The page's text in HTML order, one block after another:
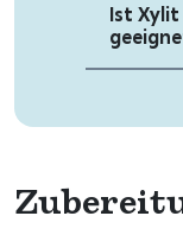
Ist